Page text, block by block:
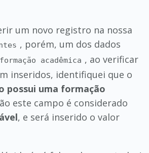
um novo registro na nossa
, porém, um dos dados
formação acadêmica , ao verificar
inseridos, identifiquei que o
possui uma formação
este campo é considerado
, e será inserido o valor